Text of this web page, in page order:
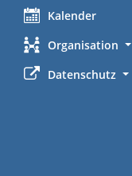
Kalender
Organisation
Datenschutz